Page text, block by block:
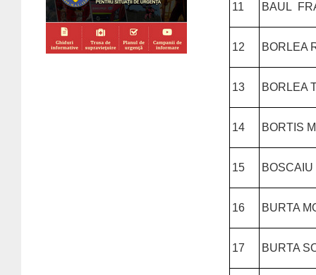
11 BAUL
12 BORLEA
13 BORLEA
14 BORTIS
15
16 BURTA
17 BURTA